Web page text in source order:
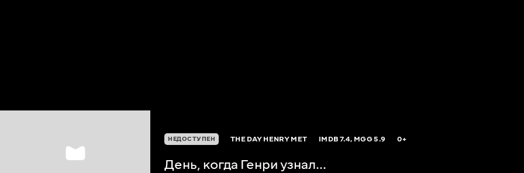
НЕДОСТУПЕН THE DAY HENRY MET IMDB7.4, MGG5.9 0+
День, когда Генри узнал...